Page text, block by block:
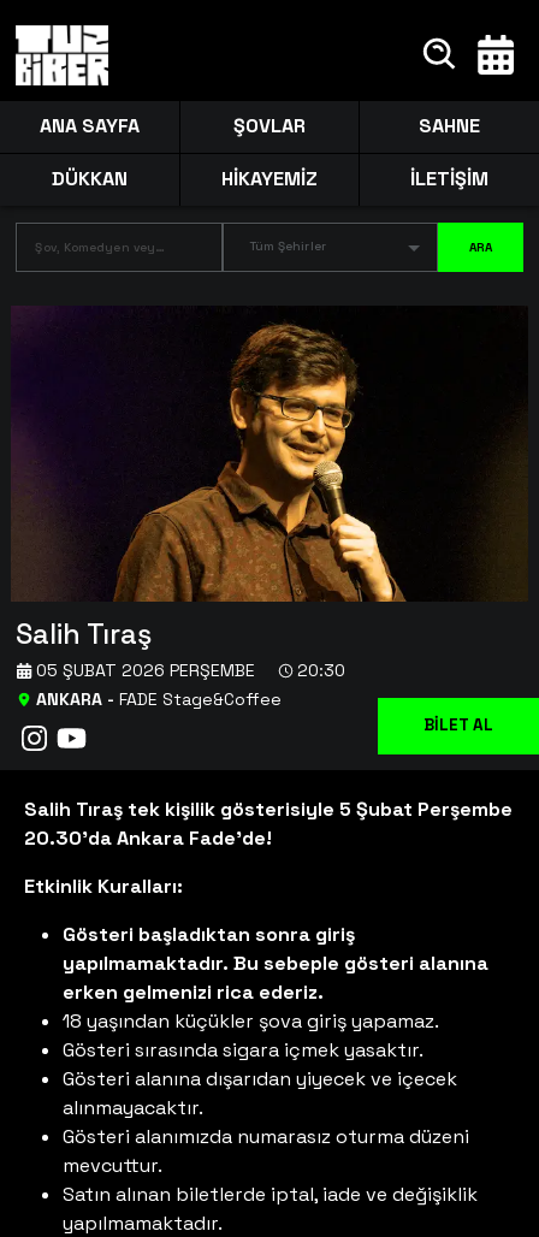
ANA SAYFA ŞOVLAR SAHNE
DÜKKAN HİKAYEMİZ İLETİŞİM
Tüm Şehirler ARA
Salih Tıraş
ANKARA- FADE Stage&Coffee
05 ŞUBAT 2026 PERŞEMBE 20:30
BİLET AL
Salih Tıraş tek kişilik gösterisiyle 5 Şubat Perşembe
20.30'da Ankara Fade'de!
Etkinlik Kuralları:
Gösteri başladıktan sonra giriş
yapılmamaktadır. Bu sebeple gösteri alanına
erken gelmenizi rica ederiz.
18 yaşından küçükler şova giriş yapamaz.
Gösteri sırasında sigara içmek yasaktır.
Gösteri alanına dışarıdan yiyecek ve içecek
alınmayacaktır.
Gösteri alanımızda numarasız oturma düzeni
mevcuttur.
Satın alınan biletlerde iptal, iade ve değişiklik
yapılmamaktadır.